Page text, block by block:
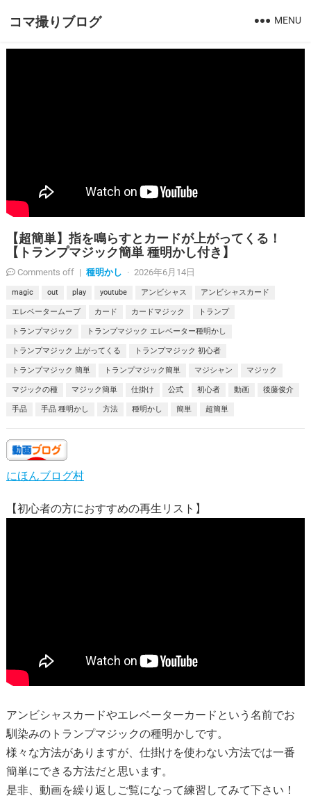
コマ撮りブログ MENU
【超簡単】指を鳴らすとカードが上がってくる！
【トランプマジック簡単 種明かし付き】
Comments off | 種明かし · 2026年6月14日
magic out play youtube アンビシャス アンビシャスカード
エレベータームーブ カード カードマジック トランプ
トランプマジック トランプマジック エレベーター種明かし
トランプマジック 上がってくる トランプマジック 初心者
トランプマジック 簡単 トランプマジック簡単 マジシャン マジック
マジックの種 マジック簡単 仕掛け 公式 初心者 動画 後藤俊介
手品 手品 種明かし 方法 種明かし 簡単 超簡単
にほんブログ村
【初心者の方におすすめの再生リスト】
アンビシャスカードやエレベーターカードという名前でお
馴染みのトランプマジックの種明かしです。
様々な方法がありますが、仕掛けを使わない方法では一番
簡単にできる方法だと思います。
是非、動画を繰り返しご覧になって練習してみて下さい！